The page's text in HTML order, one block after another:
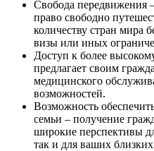
Свобода передвижения
право свободно
количеству стран мира
визы или иных
Доступ к более
предлагает своим
медицинского
возможностей.
Возможность
семьи – получение
широкие перспективы
так и для ваших